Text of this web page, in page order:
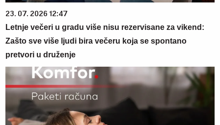
23. 07. 2026 12:47
Letnje večeri u gradu više nisu rezervisane za vikend:
Zašto sve više ljudi bira večeru koja se spontano
pretvori u druženje